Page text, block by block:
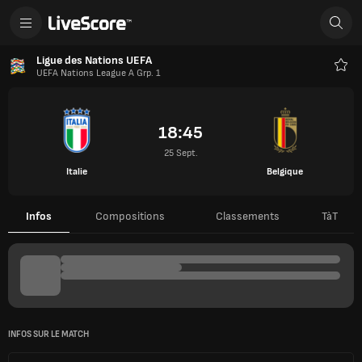
Ligue des Nations UEFA
UEFA Nations League A Grp. 1
Italie
18:45
25 Sept.
Belgique
Infos Compositions Classements TàT
INFOS SUR LE MATCH